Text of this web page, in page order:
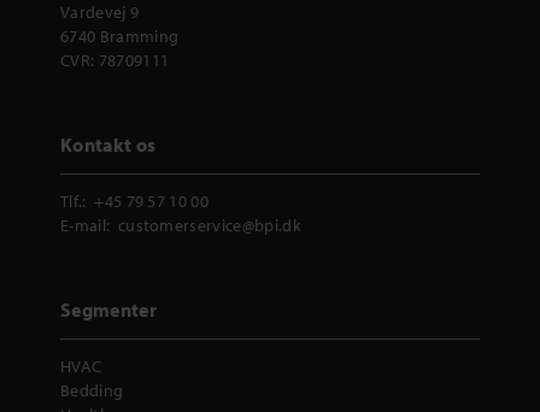
Vardevej 9
6740 Bramming
CVR: 78709111
Kontakt os
Tlf.: +45 79 57 10 00
E-mail: customerservice@bpi.dk
Segmenter
HVAC
Bedding